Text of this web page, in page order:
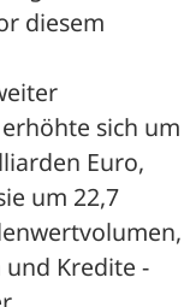
diesem
sich um
Euro,
um 22,7
und Kredite -